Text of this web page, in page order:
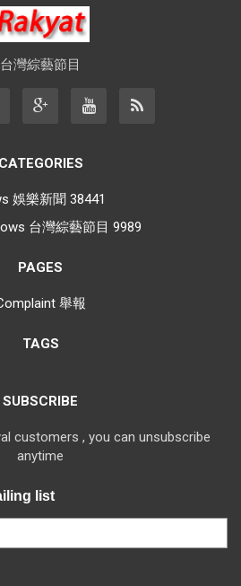
台灣綜藝節目
CATEGORIES
娛樂新聞 38441
台灣綜藝節目 9989
PAGES
舉報
TAGS
SUBSCRIBE
customers , you can unsubscribe
anytime
list